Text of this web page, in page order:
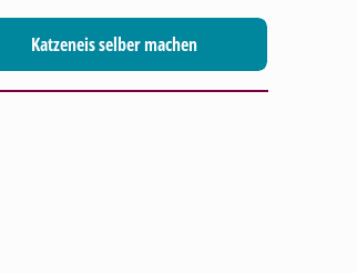
Katzeneis selber machen